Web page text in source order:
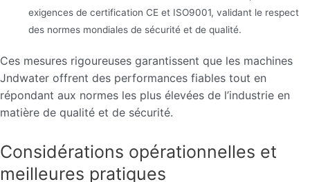
exigences de certification CE et ISO9001, validant le respect
des normes mondiales de sécurité et de qualité.
Ces mesures rigoureuses garantissent que les machines
Jndwater offrent des performances fiables tout en
répondant aux normes les plus élevées de l’industrie en
matière de qualité et de sécurité.
Considérations opérationnelles et
meilleures pratiques